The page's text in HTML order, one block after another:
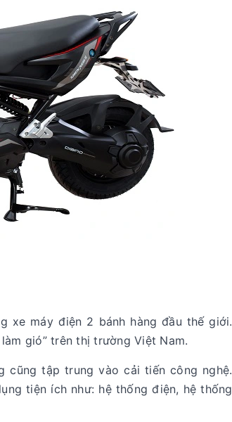
xe máy điện 2 bánh hàng đầu thế giới.
gió” trên thị trường Việt Nam.
cũng tập trung vào cải tiến công nghệ.
tiện ích như: hệ thống điện, hệ thống